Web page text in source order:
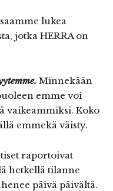
lukea
jotka HERRA on
Minnekään
emme voi
vaikeammiksi. Koko
emmekä väisty.
raportoivat
hetkellä tilanne
päivä päivältä.